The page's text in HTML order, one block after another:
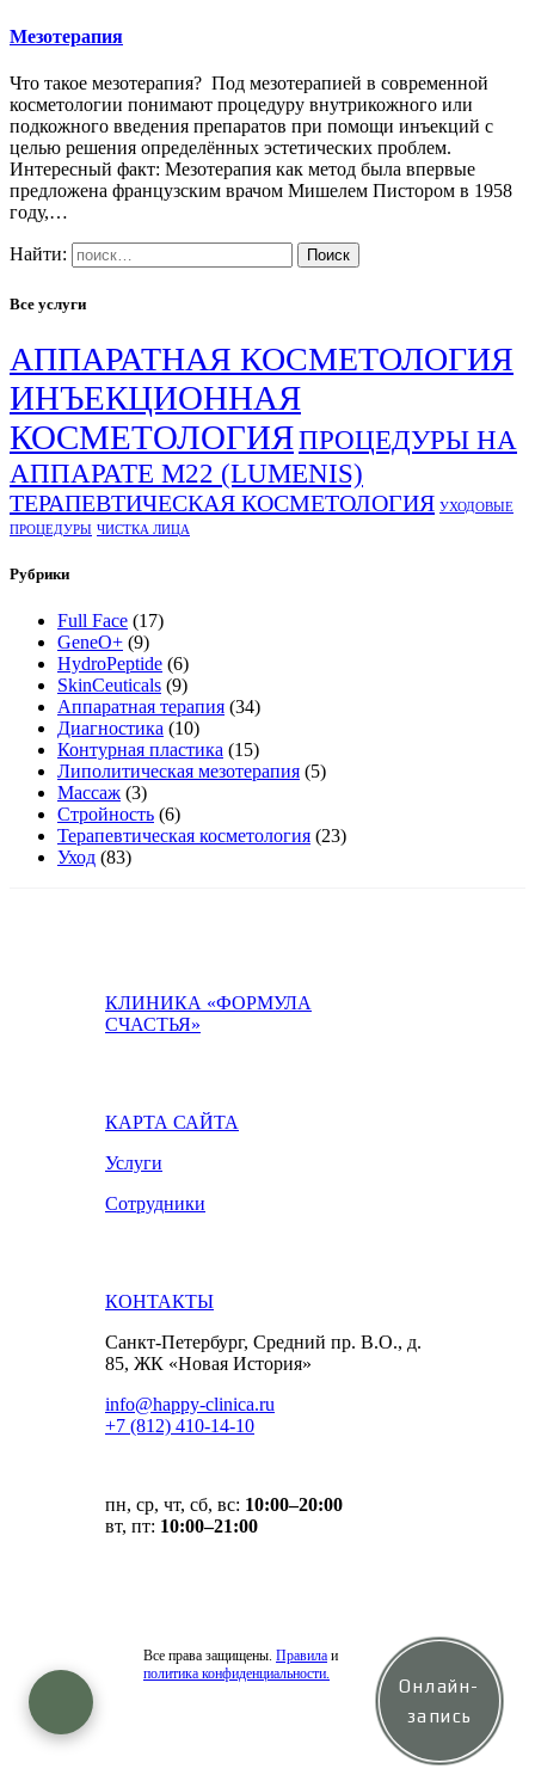
Мезотерапия
Что такое мезотерапия? Под мезотерапией в современной
косметологии понимают процедуру внутрикожного или
подкожного введения препаратов при помощи инъекций с
целью решения определённых эстетических проблем.
Интересный факт: Мезотерапия как метод была впервые
предложена французским врачом Мишелем Пистором в 1958
году,…
Найти:
Все услуги
АППАРАТНАЯ КОСМЕТОЛОГИЯ
ИНЪЕКЦИОННАЯ
КОСМЕТОЛОГИЯПРОЦЕДУРЫ НА
АППАРАТЕ М22 (LUMENIS)
ТЕРАПЕВТИЧЕСКАЯ КОСМЕТОЛОГИЯ УХОДОВЫЕ
ПРОЦЕДУРЫ ЧИСТКА ЛИЦА
Рубрики
Full Face (17)
GeneO+ (9)
HydroPeptide (6)
SkinCeuticals (9)
Аппаратная терапия (34)
Диагностика (10)
Контурная пластика (15)
Липолитическая мезотерапия (5)
Массаж (3)
Стройность (6)
Терапевтическая косметология (23)
Уход (83)
КЛИНИКА «ФОРМУЛА
СЧАСТЬЯ»
КАРТА САЙТА
Услуги
Сотрудники
КОНТАКТЫ
Санкт-Петербург, Средний пр. В.О., д.
85, ЖК «Новая История»
info@happy-clinica.ru
+7 (812) 410-14-10
пн, ср, чт, сб, вс: 10:00–20:00
вт, пт: 10:00–21:00
Все права защищены. Правила и
политика конфиденциальности.
Онлайн-
запись